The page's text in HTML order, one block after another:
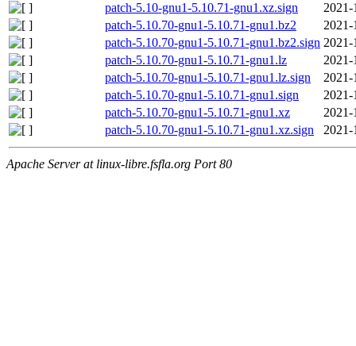
patch-5.10-gnu1-5.10.71-gnu1.xz.sign
2021-
patch-5.10.70-gnu1-5.10.71-gnu1.bz2
2021-
patch-5.10.70-gnu1-5.10.71-gnu1.bz2.sign 2021-
patch-5.10.70-gnu1-5.10.71-gnu1.lz
2021-
patch-5.10.70-gnu1-5.10.71-gnu1.lz.sign
2021-
patch-5.10.70-gnu1-5.10.71-gnu1.sign
2021-
patch-5.10.70-gnu1-5.10.71-gnu1.xz
2021-
patch-5.10.70-gnu1-5.10.71-gnu1.xz.sign
2021-
Apache Server at linux-libre.fsfla.org Port 80